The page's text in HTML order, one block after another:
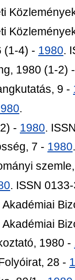
(1-4) - 1980.
1980 (1-2)
9 -
.
- 1980.
7 - 1980.
. ISSN
Akadémiai
Akadémiai
1980 -
28 -